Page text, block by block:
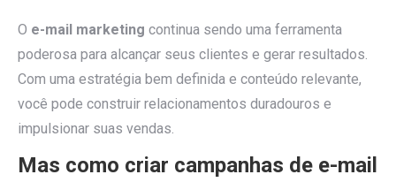
O e-mail marketing continua sendo uma ferramenta
poderosa para alcançar seus clientes e gerar resultados.
Com uma estratégia bem definida e conteúdo relevante,
você pode construir relacionamentos duradouros e
impulsionar suas vendas.
Mas como criar campanhas de e-mail